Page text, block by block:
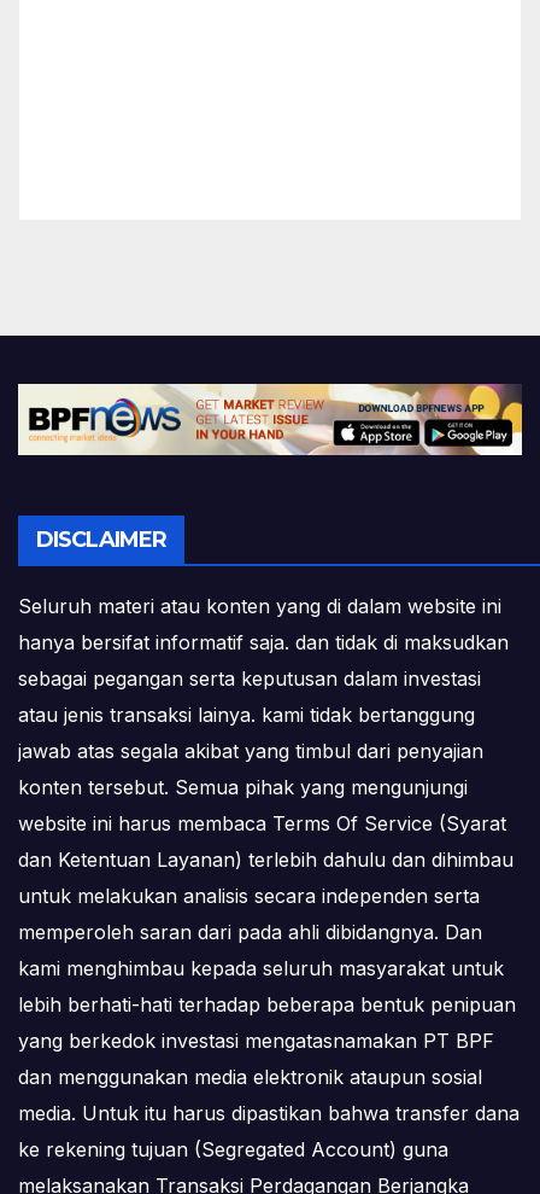
DISCLAIMER
Seluruh materi atau konten yang di dalam website ini
hanya bersifat informatif saja. dan tidak di maksudkan
sebagai pegangan serta keputusan dalam investasi
atau jenis transaksi lainya. kami tidak bertanggung
jawab atas segala akibat yang timbul dari penyajian
konten tersebut. Semua pihak yang mengunjungi
website ini harus membaca Terms Of Service (Syarat
dan Ketentuan Layanan) terlebih dahulu dan dihimbau
untuk melakukan analisis secara independen serta
memperoleh saran dari pada ahli dibidangnya. Dan
kami menghimbau kepada seluruh masyarakat untuk
lebih berhati-hati terhadap beberapa bentuk penipuan
yang berkedok investasi mengatasnamakan PT BPF
dan menggunakan media elektronik ataupun sosial
media. Untuk itu harus dipastikan bahwa transfer dana
ke rekening tujuan (Segregated Account) guna
melaksanakan Transaksi Perdagangan Berjangka